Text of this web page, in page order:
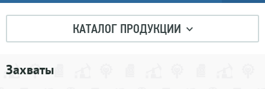
КАТАЛОГ ПРОДУКЦИИ
Захваты